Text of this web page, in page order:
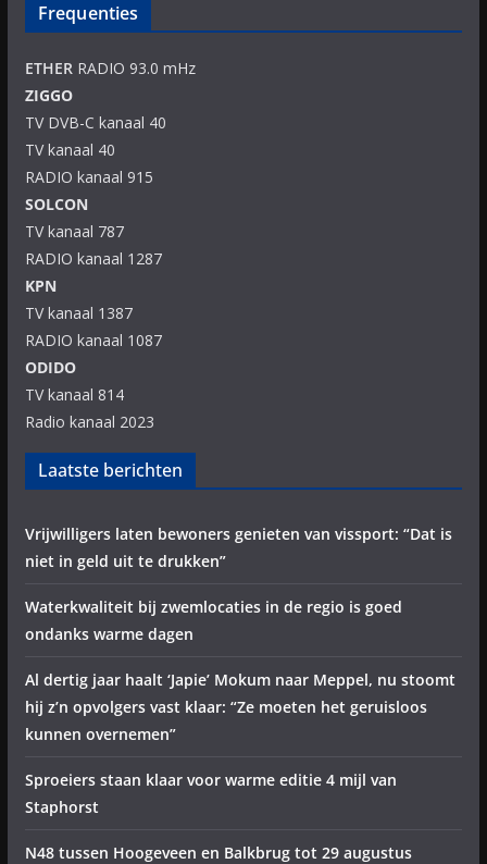
Frequenties
ETHERRADIO 93.0 mHz
ZIGGO
TV DVB-C kanaal 40
TV kanaal 40
RADIO kanaal 915
SOLCON
TV kanaal 787
RADIO kanaal 1287
KPN
TV kanaal 1387
RADIO kanaal 1087
ODIDO
TV kanaal 814
Radio kanaal 2023
Laatste berichten
Vrijwilligers laten bewoners genieten van vissport: “Dat is
niet in geld uit te drukken”
Waterkwaliteit bij zwemlocaties in de regio is goed
ondanks warme dagen
Al dertig jaar haalt ‘Japie’ Mokum naar Meppel, nu stoomt
hij z’n opvolgers vast klaar: “Ze moeten het geruisloos
kunnen overnemen”
Sproeiers staan klaar voor warme editie 4 mijl van
Staphorst
N48 tussen Hoogeveen en Balkbrug tot 29 augustus